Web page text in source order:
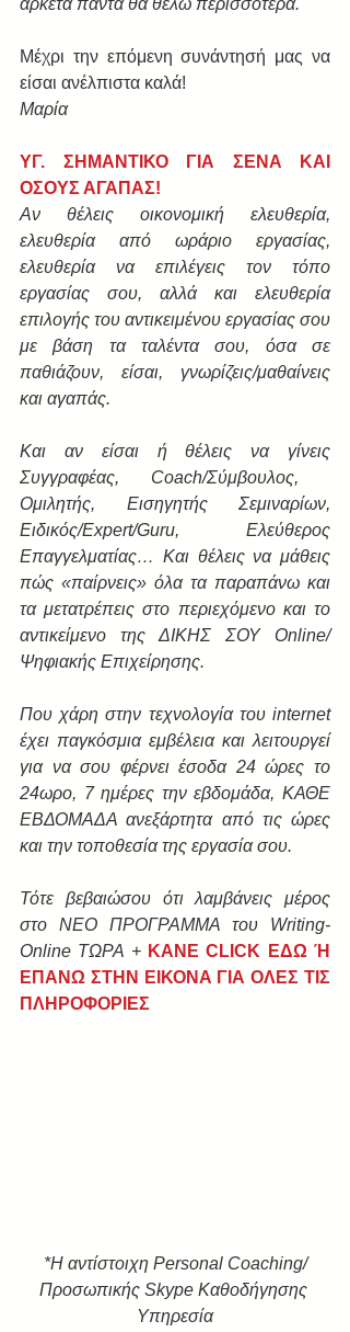
αρκετά πάντα θα θέλω περισσότερα.
Μέχρι την επόμενη συνάντησή μας να
είσαι ανέλπιστα καλά!
Μαρία
ΥΓ. ΣΗΜΑΝΤΙΚΟ ΓΙΑ ΣΕΝΑ ΚΑΙ
ΟΣΟΥΣ ΑΓΑΠΑΣ!
Αν θέλεις οικονομική ελευθερία,
ελευθερία από ωράριο εργασίας,
ελευθερία να επιλέγεις τον τόπο
εργασίας σου, αλλά και ελευθερία
επιλογής του αντικειμένου εργασίας σου
με βάση τα ταλέντα σου, όσα σε
παθιάζουν, είσαι, γνωρίζεις/μαθαίνεις
και αγαπάς.
Και αν είσαι ή θέλεις να γίνεις
Συγγραφέας, ​Coach/Σύμβουλος, ​
Ομιλητής, ​Εισηγητής Σεμιναρίων,
Ειδικός/Expert/Guru, ​Ελεύθερος
Επαγγελματίας… Και θέλεις να μάθεις
πώς «παίρνεις» όλα τα παραπάνω και
τα μετατρέπεις στο περιεχόμενο και το
αντικείμενο της ΔΙΚΗΣ ΣΟΥ Οnline/
Ψηφιακής Επιχείρησης.
Που χάρη στην τεχνολογία του internet
έχει παγκόσμια εμβέλεια και λειτουργεί
για να σου φέρνει έσοδα 24 ώρες το
24ωρο, 7 ημέρες την εβδομάδα, ΚΑΘΕ
ΕΒΔΟΜΑΔΑ ανεξάρτητα από τις ώρες
και την τοποθεσία της εργασία σου.
Τότε βεβαιώσου ότι λαμβάνεις μέρος
στο ΝΕΟ ΠΡΟΓΡΑΜΜΑ του Writing-
Online ΤΩΡΑ + KANE CLICK ΕΔΩ Ή
ΕΠΑΝΩ ΣΤΗΝ ΕΙΚΟΝΑ ΓΙΑ ΟΛΕΣ ΤΙΣ
ΠΛΗΡΟΦΟΡΙΕΣ
*Η αντίστοιχη Personal Coaching/
Προσωπικής Skype Καθοδήγησης
Υπηρεσία